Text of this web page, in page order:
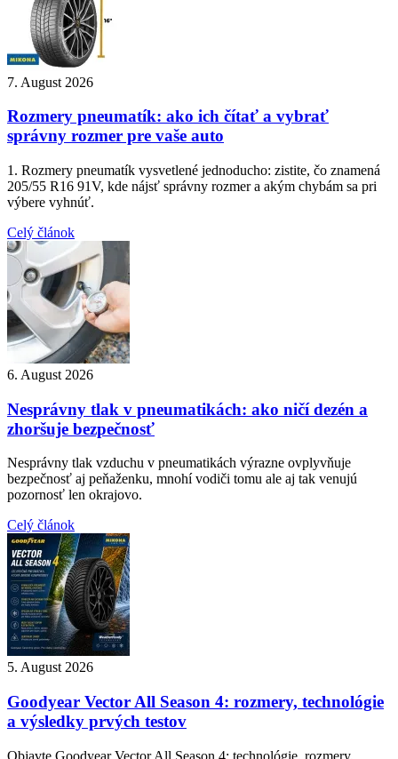
7. August 2026
Rozmery pneumatík: ako ich čítať a vybrať
správny rozmer pre vaše auto
1. Rozmery pneumatík vysvetlené jednoducho: zistite, čo znamená
205/55 R16 91V, kde nájsť správny rozmer a akým chybám sa pri
výbere vyhnúť.
Celý článok
6. August 2026
Nesprávny tlak v pneumatikách: ako ničí dezén a
zhoršuje bezpečnosť
Nesprávny tlak vzduchu v pneumatikách výrazne ovplyvňuje
bezpečnosť aj peňaženku, mnohí vodiči tomu ale aj tak venujú
pozornosť len okrajovo.
Celý článok
5. August 2026
Goodyear Vector All Season 4: rozmery, technológie
a výsledky prvých testov
Objavte Goodyear Vector All Season 4: technológie, rozmery,